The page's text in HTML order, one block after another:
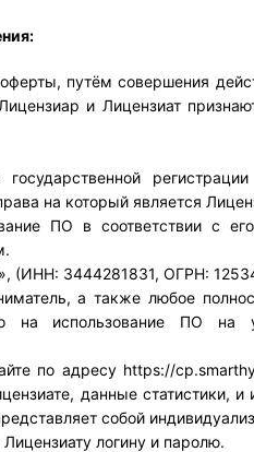
путём совершения
и Лицензиат
государственной
на который является
ПО в соответствии с
(ИНН: 3444281831, ОГРН:
а также любое
на использование ПО на
по адресу https://
данные статистики,
собой
логину и паролю.